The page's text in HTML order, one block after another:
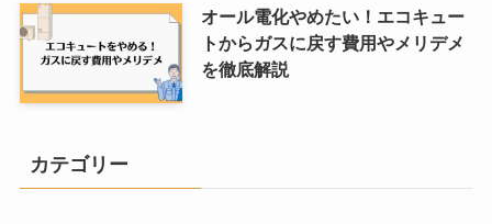
オール電化やめたい！エコキュー
トからガスに戻す費用やメリデメ
を徹底解説
カテゴリー